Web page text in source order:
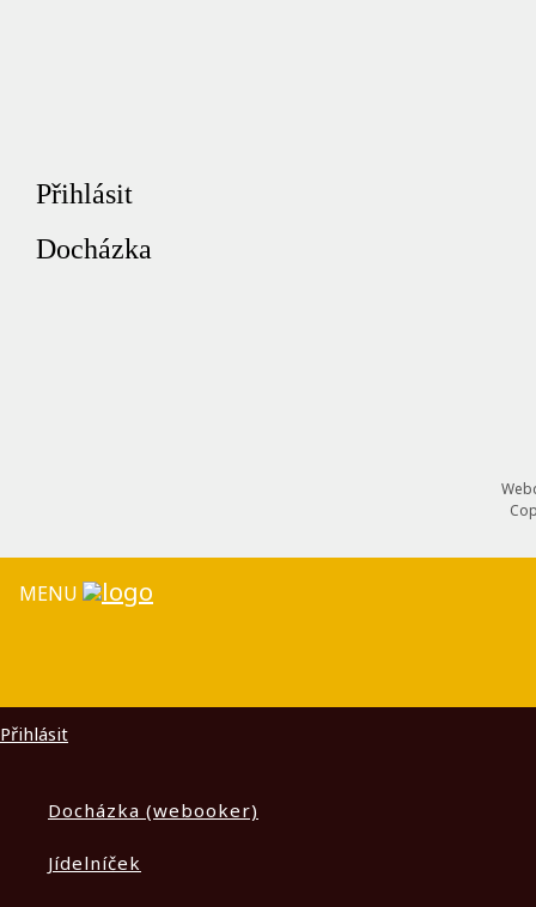
Přihlásit
Docházka
MENU
Přihlásit
Docházka (webooker)
Jídelníček